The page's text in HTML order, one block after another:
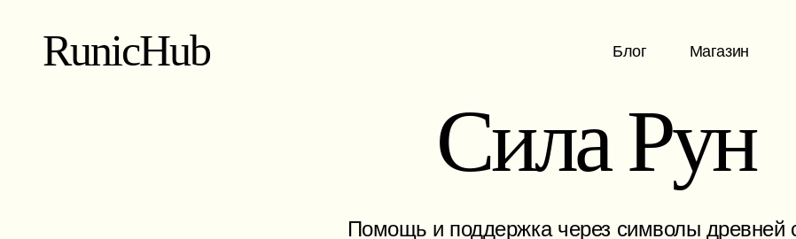
RunicHub Блог Магазин
Сила Рун
Помощь и поддержка через символы древней